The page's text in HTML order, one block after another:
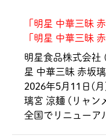
「明星 中華三昧
「明星 中華三昧
明星食品株式会社
星 中華三昧 赤坂
2026年5月11日(
璃宮 涼麺 (リャン
全国でリニューア